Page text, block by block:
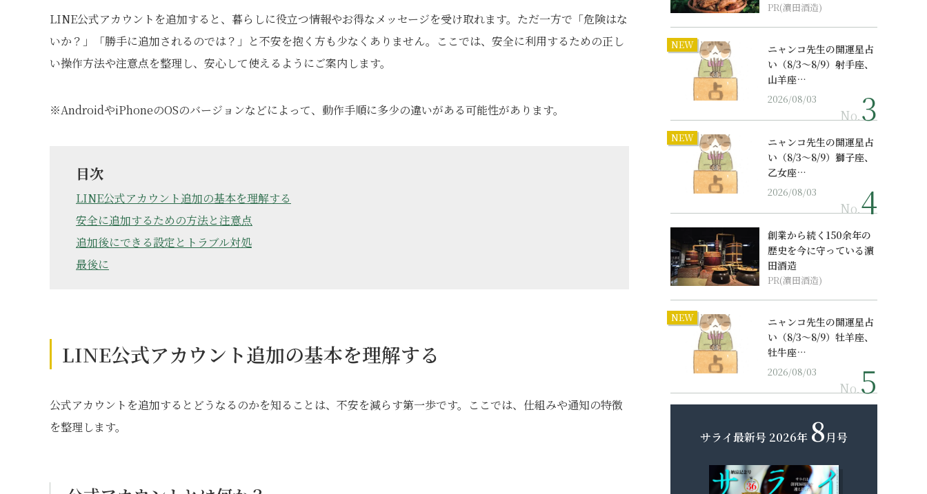
LINE公式アカウントを追加すると、暮らしに役立つ情報やお得なメッセージを受け取れます。ただ一方で「危険はな
いか？」「勝手に追加されるのでは？」と不安を抱く方も少なくありません。ここでは、安全に利用するための正し
い操作方法や注意点を整理し、安心して使えるようにご案内します。
※AndroidやiPhoneのOSのバージョンなどによって、動作手順に多少の違いがある可能性があります。
目次
LINE公式アカウント追加の基本を理解する
安全に追加するための方法と注意点
追加後にできる設定とトラブル対処
最後に
LINE公式アカウント追加の基本を理解する
公式アカウントを追加するとどうなるのかを知ることは、不安を減らす第一歩です。ここでは、仕組みや通知の特徴
を整理します。
PR(濵田酒造)
NEW
ニャンコ先生の開運星占
い（8/3～8/9）射手座、
山羊座…
2026/08/03
No.
NEW
ニャンコ先生の開運星占
い（8/3～8/9）獅子座、
乙女座…
2026/08/03
No.
創業から続く150余年の
歴史を今に守っている濵
田酒造
PR(濵田酒造)
NEW
ニャンコ先生の開運星占
い（8/3～8/9）牡羊座、
牡牛座…
2026/08/03
No.
サライ最新号 2026年 8月号